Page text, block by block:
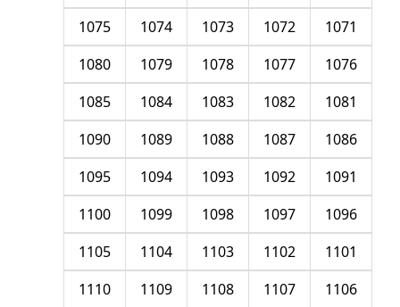
1071
1072
1073
1074
1075
1076
1077
1078
1079
1080
1081
1082
1083
1084
1085
1086
1087
1088
1089
1090
1091
1092
1093
1094
1095
1096
1097
1098
1099
1100
1101
1102
1103
1104
1105
1106
1107
1108
1109
1110